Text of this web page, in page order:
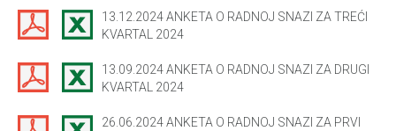
13.12.2024 ANKETA O RADNOJ SNAZI ZA TREĆI
KVARTAL 2024
13.09.2024 ANKETA O RADNOJ SNAZI ZA DRUGI
KVARTAL 2024
26.06.2024 ANKETA O RADNOJ SNAZI ZA PRVI